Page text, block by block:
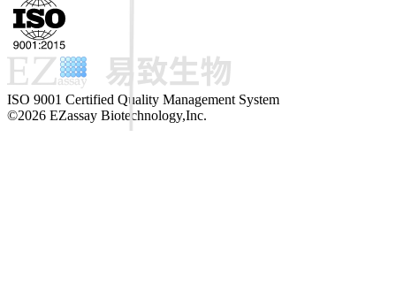
ISO 9001 Certified Quality Management System
©2026 EZassay Biotechnology,Inc.